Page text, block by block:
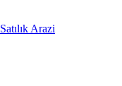
Satılık Arazi